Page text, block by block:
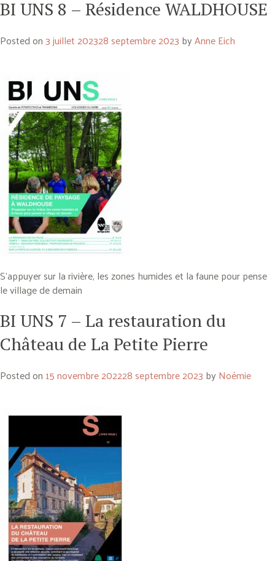
BI UNS 8 – Résidence WALDHOUSE
Posted on3 juillet 202328 septembre 2023 byAnne Eich
S’appuyer sur la rivière, les zones humides et la faune pour pense
le village de demain
BI UNS 7 – La restauration du
Château de La Petite Pierre
Posted on 15 novembre 202228 septembre 2023 byNoémie